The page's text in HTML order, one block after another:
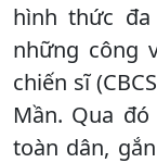
hình thức
những công
chiến sĩ
Mần. Qua
toàn dân,